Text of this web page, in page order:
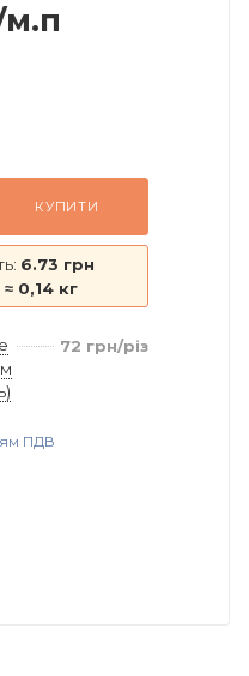
КУПИТИ
6.73 грн
≈ 0,14 кг
72 грн/різ
ПДВ